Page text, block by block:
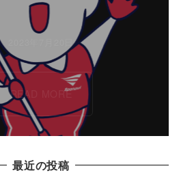
2023年7月20日
READ MORE
最近の投稿